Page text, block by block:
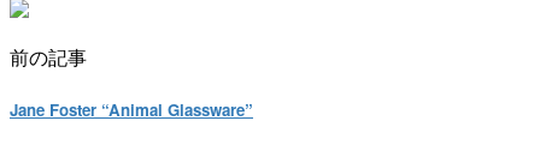
前の記事
Jane Foster “Animal Glassware”